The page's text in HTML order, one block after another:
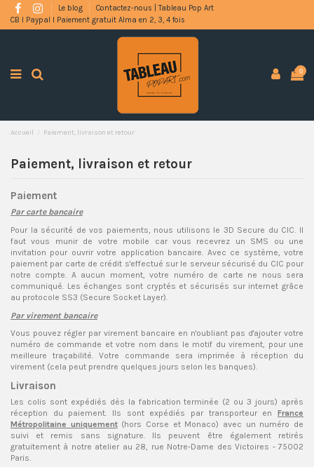
Le blog
Contactez-nous | Tableau Pop Art
CB l Paypal l Paiement gratuit Alma en 2, 3, 4 fois
0
Accueil Paiement, livraison et retour
Paiement, livraison et retour
Paiement
Par carte bancaire
Pour la sécurité de vos paiements, nous utilisons le 3D Secure du CIC. Il
faut vous munir de votre mobile car vous recevrez un SMS ou une
invitation pour ouvrir votre application bancaire. Avec ce système, votre
paiement par carte de crédit s'effectué sur le serveur sécurisé du CIC pour
notre compte. A aucun moment, votre numéro de carte ne nous sera
communiqué. Les échanges sont cryptés et sécurisés sur internet grâce
au protocole SS3 (Secure Socket Layer).
Par virement bancaire
Vous pouvez régler par virement bancaire en n'oubliant pas d'ajouter votre
numéro de commande et votre nom dans le motif du virement, pour une
meilleure traçabilité. Votre commande sera imprimée à réception du
virement (cela peut prendre quelques jours selon les banques).
Livraison
Les colis sont expédiés dès la fabrication terminée (2 ou 3 jours) après
réception du paiement. Ils sont expédiés par transporteur en France
Métropolitaine uniquement(hors Corse et Monaco) avec un numéro de
suivi et remis sans signature. Ils peuvent être également retirés
gratuitement à notre atelier au 28, rue Notre-Dame des Victoires - 75002
Paris.